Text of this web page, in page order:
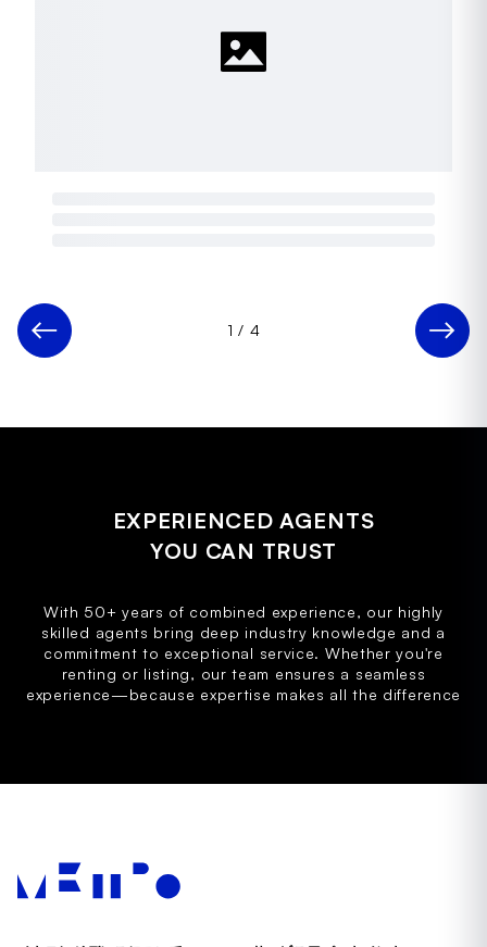
1 / 4
EXPERIENCED AGENTS
YOU CAN TRUST
With 50+ years of combined experience, our highly
skilled agents bring deep industry knowledge and a
commitment to exceptional service. Whether you're
renting or listing, our team ensures a seamless
experience—because expertise makes all the difference